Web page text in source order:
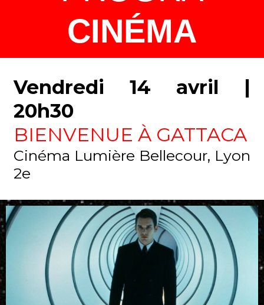
CINÉMA
Vendredi 14 avril |
20h30
BIENVENUE À GATTACA
Cinéma Lumière Bellecour, Lyon
2e